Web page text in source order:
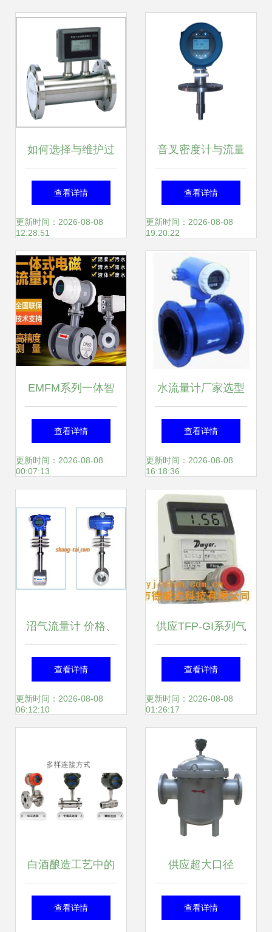
的价值解析
如何选择与维护过
热蒸汽流量表 确保
精准计量与外贸市
场拓展的关键
查看详情
更新时间：2026-08-08
12:28:51
音叉密度计与流量
计 协同赋能流体测
量的高科技结晶
查看详情
更新时间：2026-08-08
19:20:22
EMFM系列一体智
能电磁流量计产品
简介
查看详情
更新时间：2026-08-08
00:07:13
水流量计厂家选型
指南 如何选购达标
流量计
查看详情
更新时间：2026-08-08
16:18:36
沼气流量计 价格、
厂家与照片的选择
指南*
查看详情
更新时间：2026-08-08
06:12:10
供应TFP-GI系列气
体涡轮式流量计 深
圳市德威达科技专
业销售
查看详情
更新时间：2026-08-08
01:26:17
白酒酿造工艺中的
关键监测工具 酒厂
查看详情
供应超大口径
DN250液体流量计
查看详情